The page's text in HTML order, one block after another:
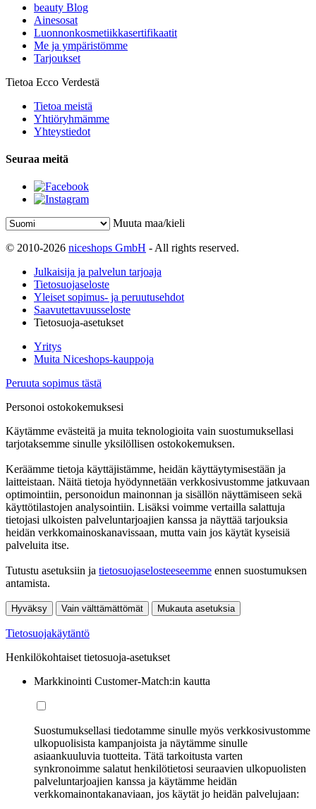
beauty Blog
Ainesosat
Luonnonkosmetiikkasertifikaatit
Me ja ympäristömme
Tarjoukset
Tietoa Ecco Verdestä
Tietoa meistä
Yhtiöryhmämme
Yhteystiedot
Seuraa meitä
Muuta maa/kieli
© 2010-2026 niceshops GmbH - All rights reserved.
Julkaisija ja palvelun tarjoaja
Tietosuojaseloste
Yleiset sopimus- ja peruutusehdot
Saavutettavuusseloste
Tietosuoja-asetukset
Yritys
Muita Niceshops-kauppoja
Peruuta sopimus tästä
Personoi ostokokemuksesi
Käytämme evästeitä ja muita teknologioita vain suostumuksellasi
tarjotaksemme sinulle yksilöllisen ostokokemuksen.
Keräämme tietoja käyttäjistämme, heidän käyttäytymisestään ja
laitteistaan. Näitä tietoja hyödynnetään verkkosivustomme jatkuvaan
optimointiin, personoidun mainonnan ja sisällön näyttämiseen sekä
käyttötilastojen analysointiin. Lisäksi voimme vertailla salattuja
tietojasi ulkoisten palveluntarjoajien kanssa ja näyttää tarjouksia
heidän verkkomainoskanavissaan, mutta vain jos käytät kyseisiä
palveluita itse.
Tutustu asetuksiin ja tietosuojaselosteeseemme ennen suostumuksen
antamista.
Hyväksy Vain välttämättömät Mukauta asetuksia
Tietosuojakäytäntö
Henkilökohtaiset tietosuoja-asetukset
Markkinointi Customer-Match:in kautta
Suostumuksellasi tiedotamme sinulle myös verkkosivustomme
ulkopuolisista kampanjoista ja näytämme sinulle
asiaankuuluvia tuotteita. Tätä tarkoitusta varten
synkronoimme salatut henkilötietosi seuraavien ulkopuolisten
palveluntarjoajien kanssa ja käytämme heidän
verkkomainontakanaviaan, jos käytät jo heidän palvelujaan: